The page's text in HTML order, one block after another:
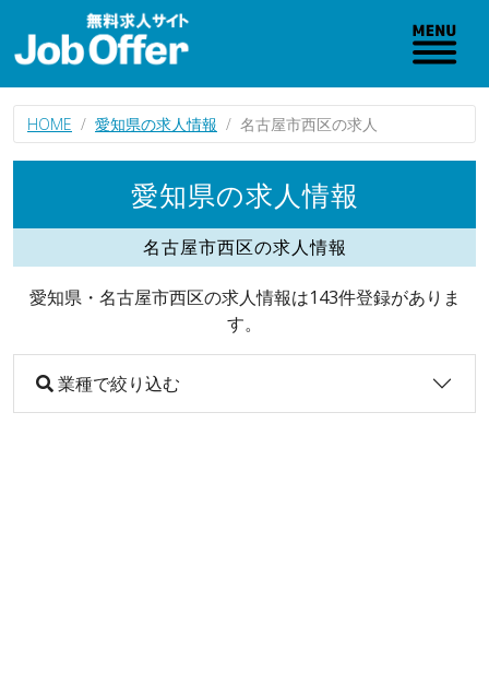
HOME 愛知県の求人情報 名古屋市西区の求人
愛知県の求人情報
名古屋市西区の求人情報
愛知県・名古屋市西区の求人情報は143件登録がありま
す。
業種で絞り込む